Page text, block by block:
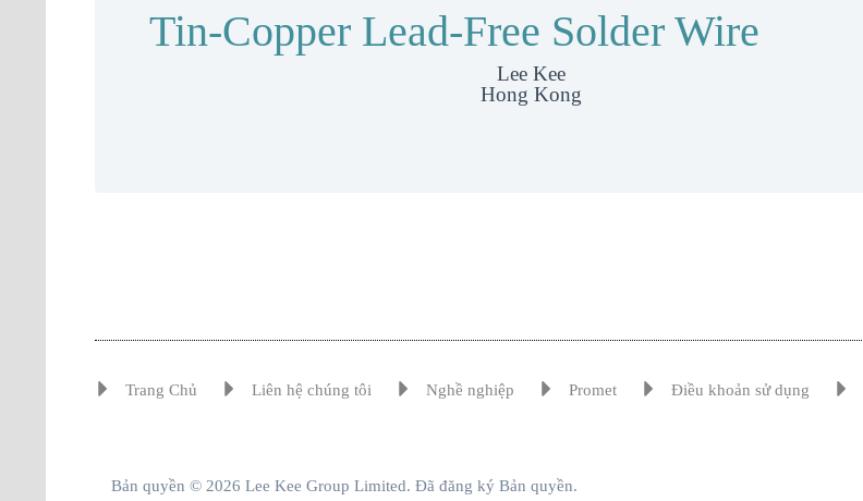
Tin-Copper Lead-Free Solder Wire
Lee Kee
Hong Kong
Trang Chủ Liên hệ chúng tôi Nghề nghiệp Promet Điều khoản sử dụng
Bản quyền © 2026 Lee Kee Group Limited. Đã đăng ký Bản quyền.